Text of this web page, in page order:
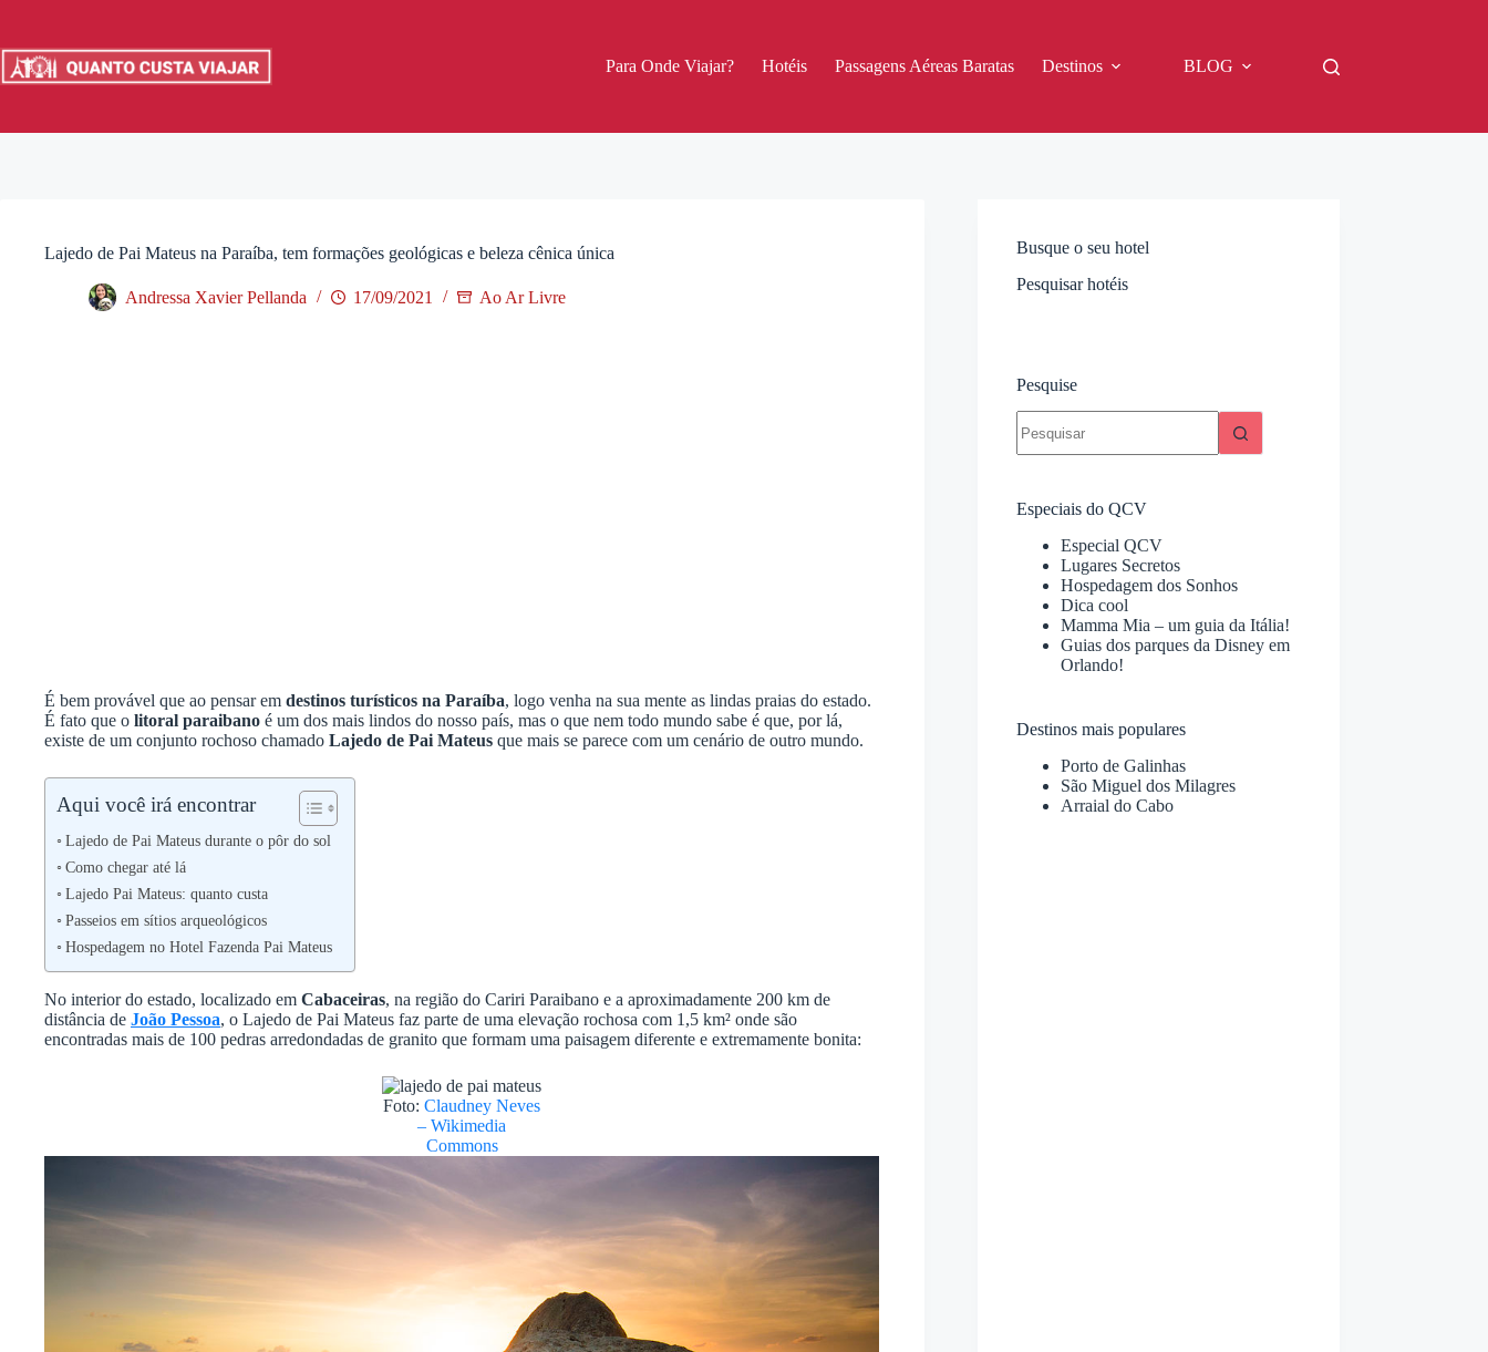
o
conteúdo
Para Onde Viajar? Hotéis Passagens Aéreas Baratas Destinos BLOG
Lajedo de Pai Mateus na Paraíba, tem formações geológicas e beleza cênica única
Andressa Xavier Pellanda 17/09/2021 Ao Ar Livre
É bem provável que ao pensar em destinos turísticos na Paraíba, logo venha na sua mente as lindas praias do estado.
É fato que o litoral paraibano é um dos mais lindos do nosso país, mas o que nem todo mundo sabe é que, por lá,
existe de um conjunto rochoso chamado Lajedo de Pai Mateus que mais se parece com um cenário de outro mundo.
Aqui você irá encontrar
Lajedo de Pai Mateus durante o pôr do sol
Como chegar até lá
Lajedo Pai Mateus: quanto custa
Passeios em sítios arqueológicos
Hospedagem no Hotel Fazenda Pai Mateus
No interior do estado, localizado em Cabaceiras, na região do Cariri Paraibano e a aproximadamente 200 km de
distância de João Pessoa, o Lajedo de Pai Mateus faz parte de uma elevação rochosa com 1,5 km² onde são
encontradas mais de 100 pedras arredondadas de granito que formam uma paisagem diferente e extremamente bonita:
Foto:Claudney Neves
– Wikimedia
Commons
Busque o seu hotel
Pesquisar hotéis
Pesquise
resultados
Especiais do QCV
Especial QCV
Lugares Secretos
Hospedagem dos Sonhos
Dica cool
Mamma Mia – um guia da Itália!
Guias dos parques da Disney em
Orlando!
Destinos mais populares
Porto de Galinhas
São Miguel dos Milagres
Arraial do Cabo